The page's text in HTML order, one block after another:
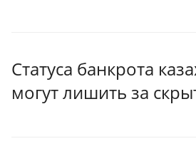
Статуса банкрота
могут лишить за